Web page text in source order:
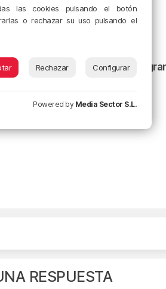
en nuestro canal de
RESPUESTA
las cookies pulsando el botón
o rechazar su uso pulsando el
Rechazar Configurar
Powered by Media Sector S.L.